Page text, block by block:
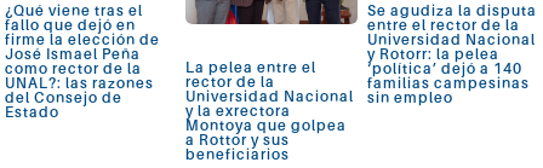
¿Qué viene tras el
fallo que dejó en
firme la elección de
José Ismael Peña
como rector de la
UNAL?: las razones
del Consejo de
Estado
La pelea entre el
rector de la
Universidad Nacional
y la exrectora
Montoya que golpea
a Rottor y sus
beneficiarios
Se agudiza la disputa
entre el rector de la
Universidad Nacional
y Rotorr: la pelea
‘política’ dejó a 140
familias campesinas
sin empleo